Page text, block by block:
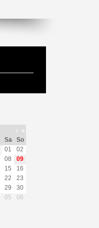
›
»
Sa
So
01
02
08
09
15
16
22
23
29
30
05 06